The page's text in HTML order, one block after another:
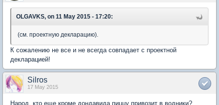
OLGAVKS, on 11 May 2015 - 17:20:
(см. проектную декларацию).
К сожалению не все и не всегда совпадает с проектной
декларацией!
Silros
17 May 2015
Народ, кто еще кроме дондавида пиццу привозит в водники?